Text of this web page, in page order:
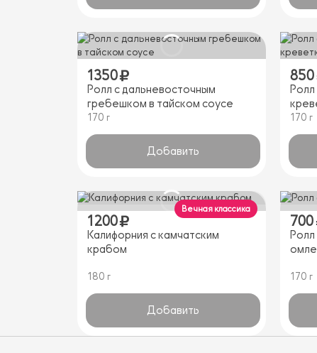
1350
Ролл с дальневосточным
гребешком в тайском соусе
170 г
Добавить
850
170 г
1200
Калифорния с камчатским
крабом
180 г
Добавить
Вечная классика
700
Ролл
170 г